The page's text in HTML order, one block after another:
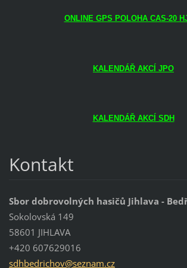
ONLINE GPS POLOHA CAS-20
KALENDÁŘ AKCÍ JPO
KALENDÁŘ AKCÍ SDH
Kontakt
Sbor dobrovolných hasičů Jihlava -
Sokolovská 149
58601 JIHLAVA
+420 607629016
sdhbedrichov@seznam.cz